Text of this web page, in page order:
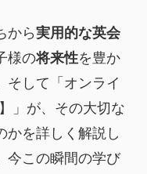
から実用的な英会
様の将来性を豊か
そして「オンライ
」が、その大切な
かを詳しく解説し
今この瞬間の学び